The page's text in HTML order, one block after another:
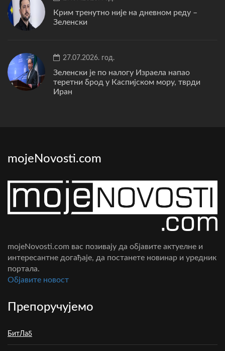
Крим тренутно није на дневном реду –
Зеленски
27.07.2026. год.
Зеленски је по налогу Израела напао
теретни брод у Каспијском мору, тврди
Иран
mojeNovosti.com
mojeNovosti.com вас позивају да објавите актуелне и
интересантне догађаје, да постанете новинар и уредник
портала.
Oбјавите новост
Препоручујемо
БитЛаб